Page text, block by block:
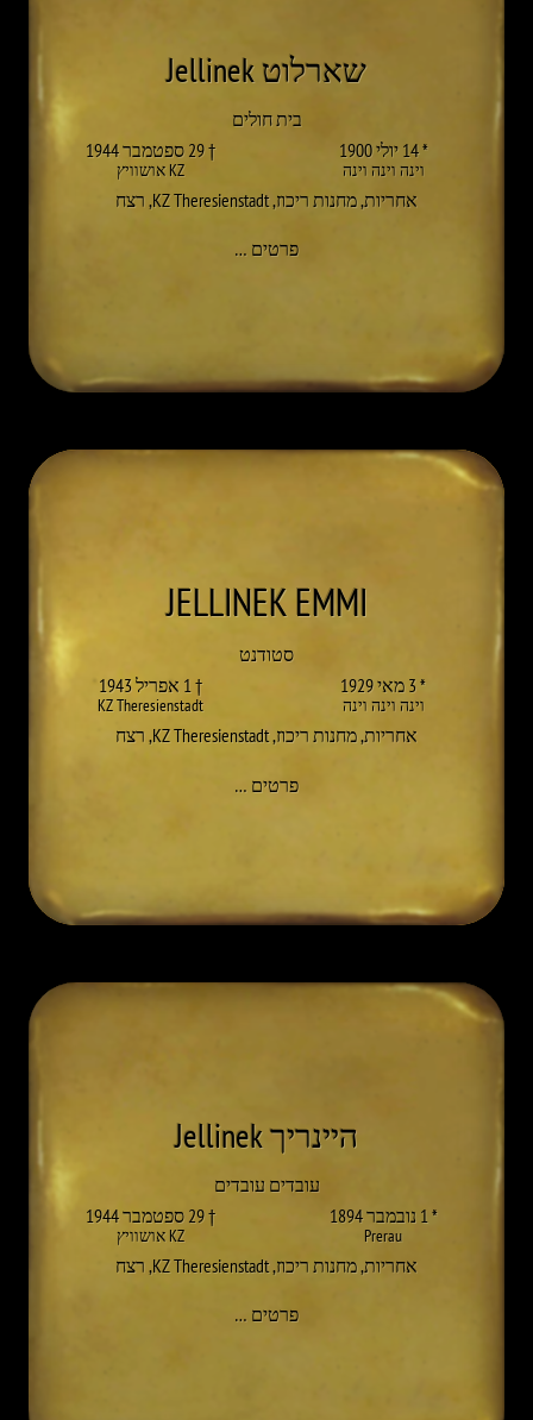
שארלוט Jellinek
בית חולים
* 14 יולי 1900
וינה וינה וינה
† 29 ספטמבר 1944
KZ אושוויץ
אחריות,מחנות ריכוז,
KZ Theresienstadt
,רצח
פרטים …
EMMI
JELLINEK
סטודנט
* 3 מאי 1929
וינה וינה וינה
† 1 אפריל 1943
KZ Theresienstadt
אחריות,מחנות ריכוז,
KZ Theresienstadt
,רצח
פרטים …
היינריך Jellinek
עובדים עובדים
* 1 נובמבר 1894
Prerau
† 29 ספטמבר 1944
KZ אושוויץ
אחריות,מחנות ריכוז,
KZ Theresienstadt
,רצח
פרטים …